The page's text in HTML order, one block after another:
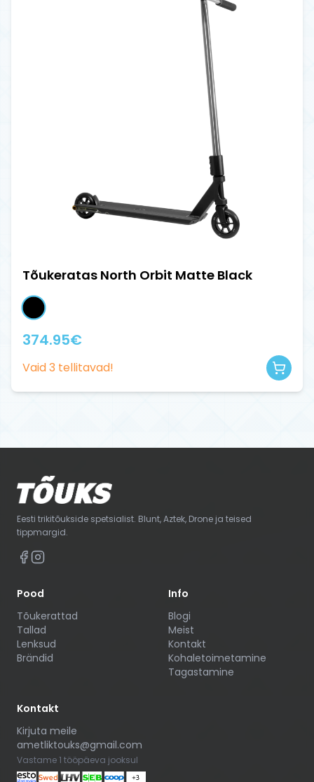
Tõukeratas North Orbit Matte Black
374.95€
Vaid3 tellitavad!
Eesti trikitõukside spetsialist. Blunt, Aztek, Drone ja teised
tippmargid.
Pood
Tõukerattad
Tallad
Lenksud
Brändid
Info
Blogi
Meist
Kontakt
Kohaletoimetamine
Tagastamine
Kontakt
Kirjuta meile
ametliktouks@gmail.com
Vastame 1 tööpäeva jooksul